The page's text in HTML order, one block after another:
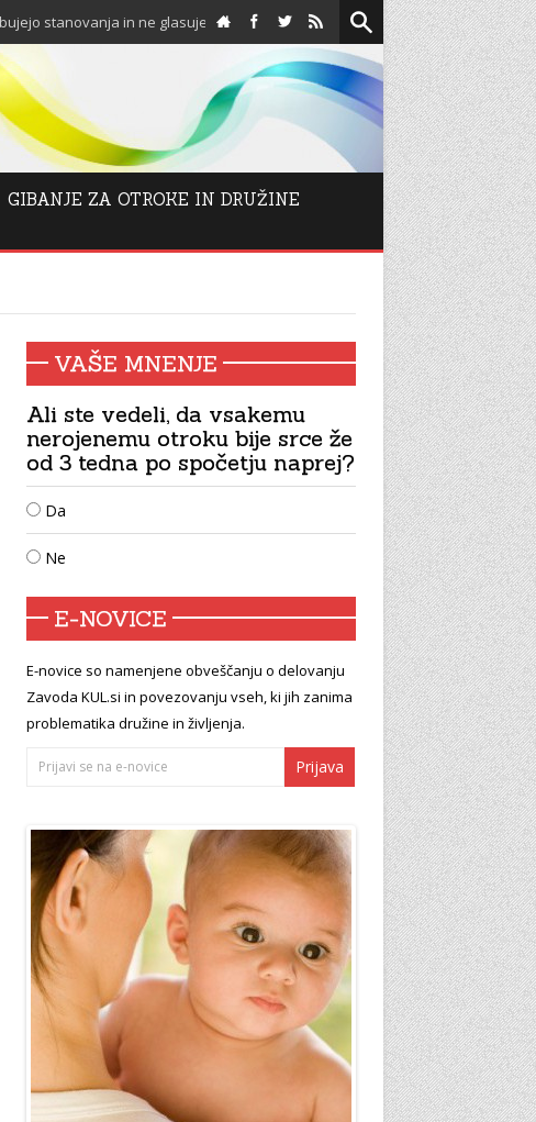
in ne glasujejo proti njim! Spodbuda za adventni čas:
GIBANJE ZA OTROKE IN DRUŽINE
VAŠE MNENJE
Ali ste vedeli, da vsakemu
nerojenemu otroku bije srce že
od 3 tedna po spočetju naprej?
Da
Ne
E-NOVICE
E-novice so namenjene obveščanju o delovanju
Zavoda KUL.si in povezovanju vseh, ki jih zanima
problematika družine in življenja.